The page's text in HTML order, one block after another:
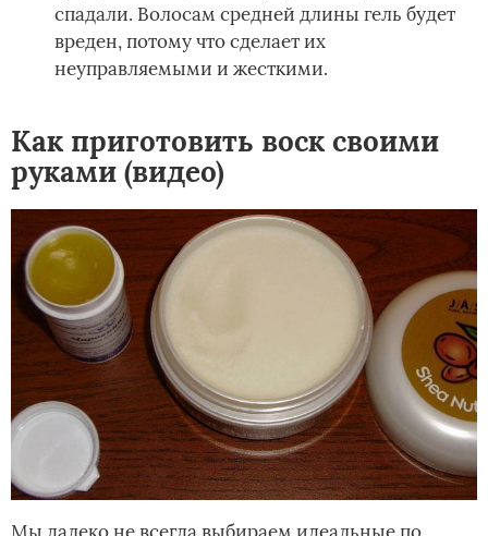
спадали. Волосам средней длины гель будет
вреден, потому что сделает их
неуправляемыми и жесткими.
Как приготовить воск своими
руками (видео)